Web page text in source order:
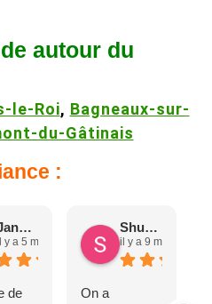
autour du
le-Roi, Bagneaux-sur-
du-Gâtinais
:
Jane D.
y a 5 mois
de
Shuang & Jean K.
il y a 9 mois
On a